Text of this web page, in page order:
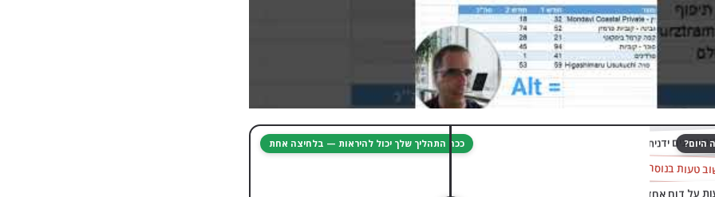
ככה התהליך שלך יכול להיראות — בלחיצה אחת היום?
נתונים ידנית מקובץ לקובץ…
טעות בנוסחה